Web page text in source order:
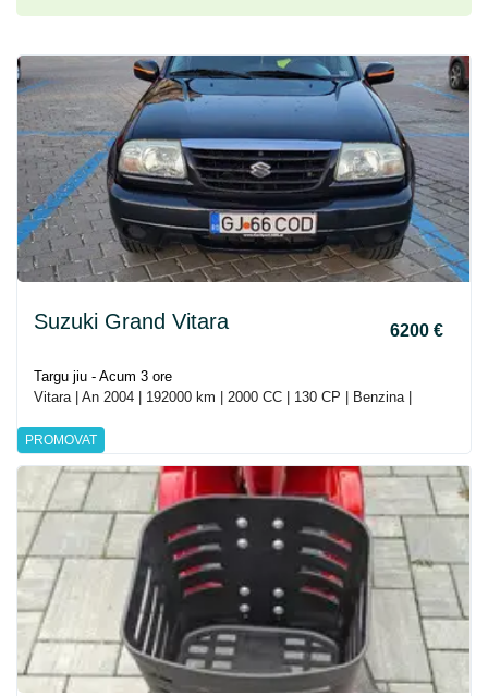
PROMOVAT
Suzuki Grand Vitara 6200 €
Targu jiu - Acum 3 ore
Vitara | An 2004 | 192000 km | 2000 CC | 130 CP | Benzina |